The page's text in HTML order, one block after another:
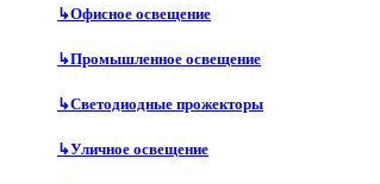
↳Офисное освещение
↳Промышленное освещение
↳Светодиодные прожекторы
↳Уличное освещение